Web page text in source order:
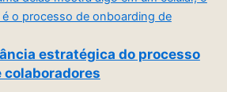
estratégica do processo
colaboradores